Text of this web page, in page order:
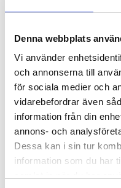
Denna webbplats
Vi använder
och annonserna till
för sociala medier och
vidarebefordrar även
information från din
annons- och
Dessa kan i sin tur
information som du har
Kontorsstädning
Värdar, informatörer
Hotell, kök &
Lager, logistik &
Ekonomi,
Försäljning,
Offentlig sektor –
fastighetsskötsel